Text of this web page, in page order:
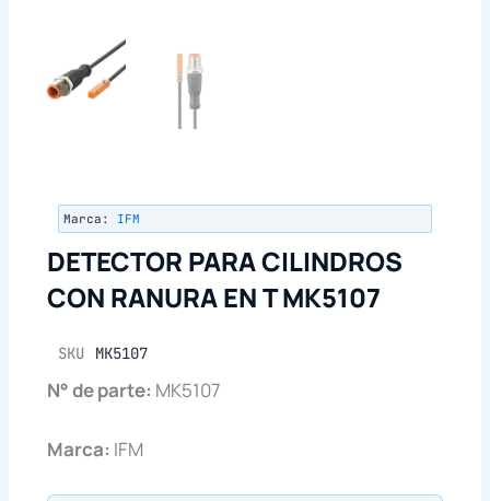
Marca: IFM
DETECTOR PARA CILINDROS
CON RANURA EN T MK5107
SKU MK5107
N° de parte: MK5107
Marca: IFM